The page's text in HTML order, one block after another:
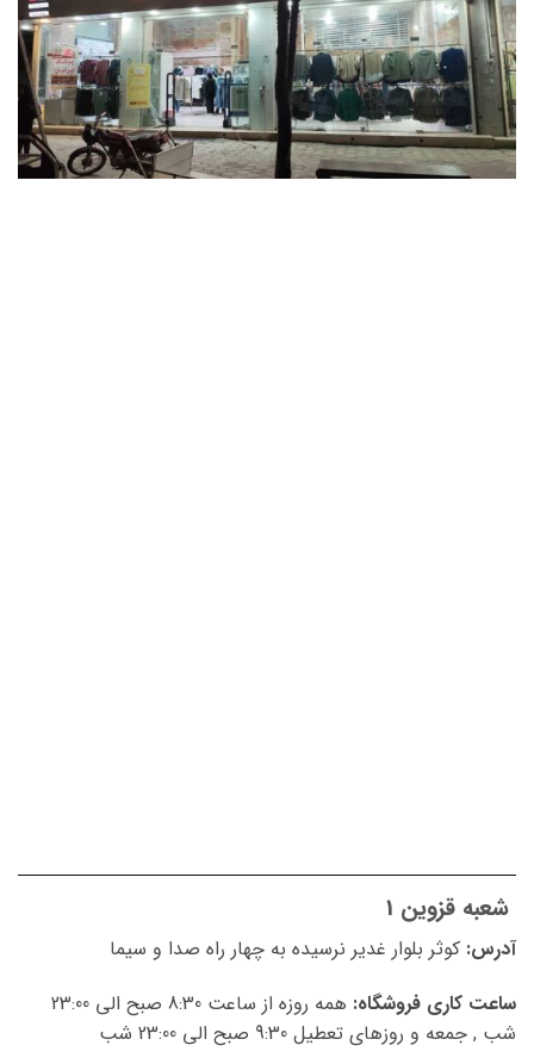
شعبه قزوین 1
آدرس: كوثر بلوار غدير نرسيده به چهار راه صدا و سيما
ساعت کاری فروشگاه:
همه روزه از ساعت 8:30 صبح الی 23:00
شب , جمعه و روزهای تعطیل 9:30 صبح الی 23:00 شب